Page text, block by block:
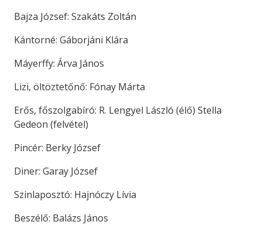
Bajza József: Szakáts Zoltán
Kántorné: Gáborjáni Klára
Máyerffy: Árva János
Lizi, öltöztetőnő: Fónay Márta
Erős, főszolgabíró: R. Lengyel László (élő) Stella
Gedeon (felvétel)
Pincér: Berky József
Diner: Garay József
Szinlaposztó: Hajnóczy Lívia
Beszélő: Balázs János